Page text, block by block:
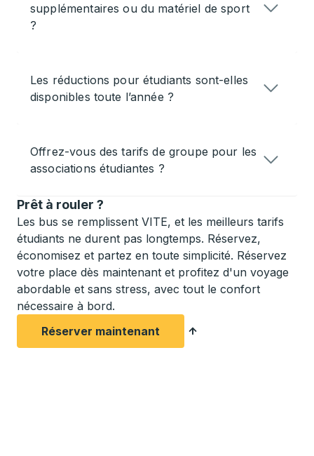
supplémentaires ou du matériel de sport
?
Les réductions pour étudiants sont-elles
disponibles toute l’année ?
Offrez-vous des tarifs de groupe pour les
associations étudiantes ?
Prêt à rouler ?
Les bus se remplissent VITE, et les meilleurs tarifs
étudiants ne durent pas longtemps. Réservez,
économisez et partez en toute simplicité. Réservez
votre place dès maintenant et profitez d'un voyage
abordable et sans stress, avec tout le confort
nécessaire à bord.
Réserver maintenant